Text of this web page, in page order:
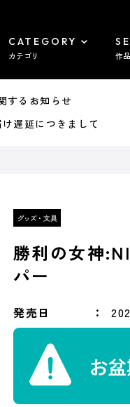
CATEGORY
カテゴリ 作品
るお知らせ
遅延につきまして
勝利の女神
パー
発売日